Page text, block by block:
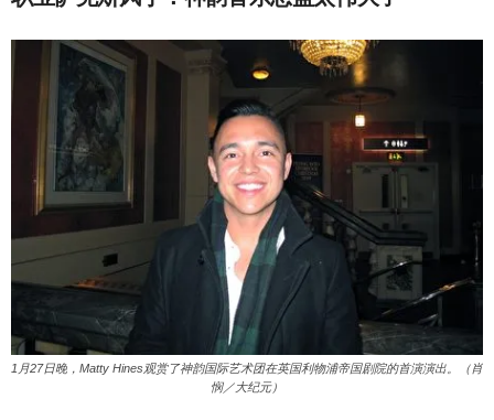
1月27日晚，Matty Hines观赏了神韵国际艺术团在英国利物浦帝国剧院的首演演出。（肖
悯／大纪元）